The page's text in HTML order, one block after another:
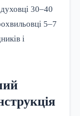
30–40
5–7
і